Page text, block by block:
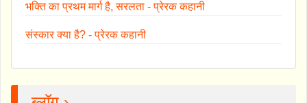
भक्ति का प्रथम मार्ग है, सरलता - प्रेरक कहानी
संस्कार क्या है? - प्रेरक कहानी